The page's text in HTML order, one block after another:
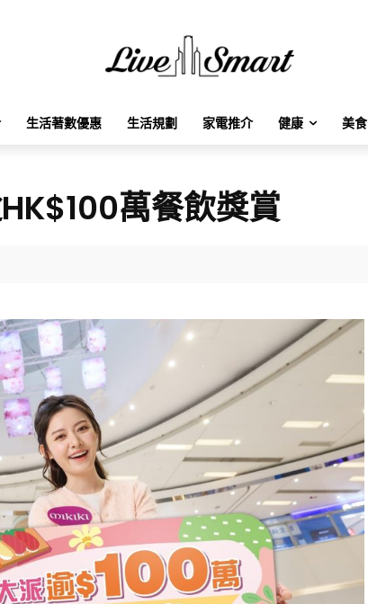
生活著數優惠 生活規劃 家電推介 健康 美食
萬餐飲獎賞